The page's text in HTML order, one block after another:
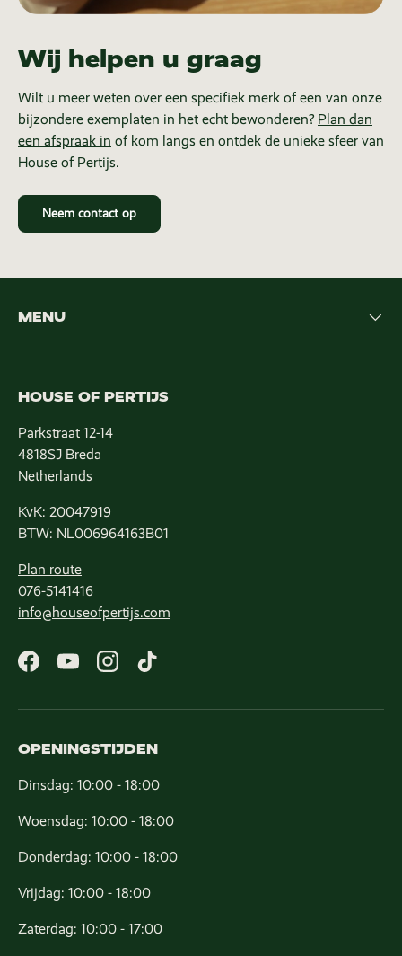
Wij helpen u graag
Wilt u meer weten over een specifiek merk of een van onze
bijzondere exemplaten in het echt bewonderen? Plan dan
een afspraak in of kom langs en ontdek de unieke sfeer van
House of Pertijs.
Neem contact op
MENU
HOUSE OF PERTIJS
Parkstraat 12-14
4818SJ Breda
Netherlands
KvK: 20047919
BTW: NL006964163B01
Plan route
076-5141416
info@houseofpertijs.com
Facebook
YouTubeInstagram
TikTok
OPENINGSTIJDEN
Dinsdag: 10:00 - 18:00
Woensdag: 10:00 - 18:00
Donderdag: 10:00 - 18:00
Vrijdag: 10:00 - 18:00
Zaterdag: 10:00 - 17:00